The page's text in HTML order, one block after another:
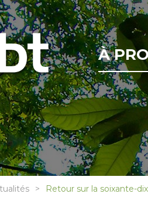
À
Retour sur la soixante-